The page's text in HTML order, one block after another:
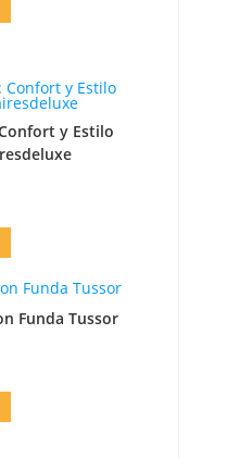
y Estilo
Funda Tussor